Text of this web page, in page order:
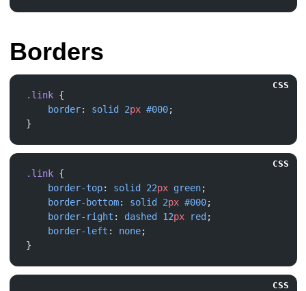
Borders
CSS
.link
    border
: solid 2px #000
CSS
.link
    border-top
: solid 22px green
    border-bottom
: solid 2px #000
    border-right
: dashed 12px red
    border-left
: none
CSS